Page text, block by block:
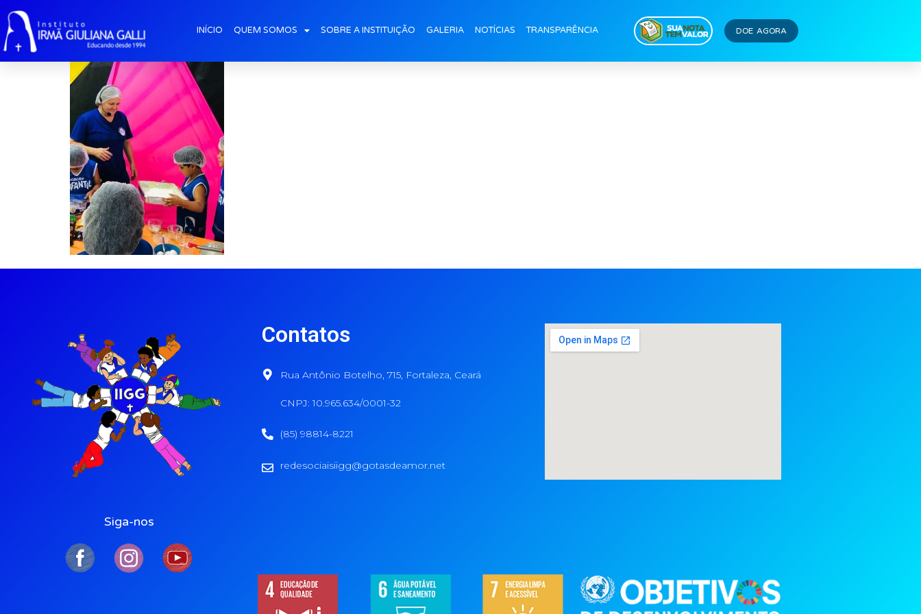
INÍCIO QUEM SOMOS SOBRE A INSTITUIÇÃO GALERIA NOTÍCIAS TRANSPARÊNCIA DOE AGORA
galeria2026-mar_Doces (5)
Siga-nos
Contatos
Rua Antônio Botelho, 715, Fortaleza, Ceará
CNPJ: 10.965.634/0001-32
(85) 98814-8221
redesociaisiigg@gotasdeamor.net